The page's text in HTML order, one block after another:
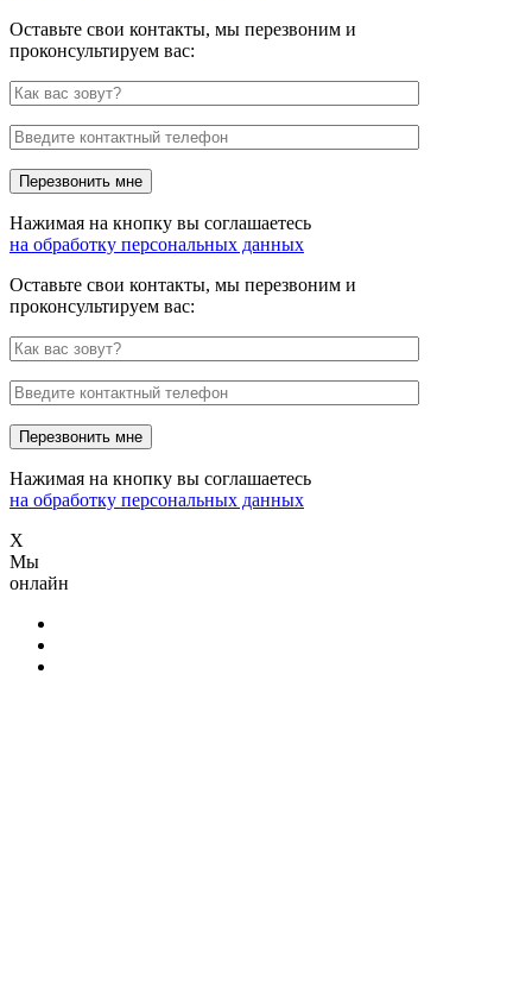
Оставьте свои контакты, мы перезвоним и
проконсультируем вас:
Нажимая на кнопку вы соглашаетесь
на обработку персональных данных
Оставьте свои контакты, мы перезвоним и
проконсультируем вас:
Нажимая на кнопку вы соглашаетесь
на обработку персональных данных
X
Мы
онлайн